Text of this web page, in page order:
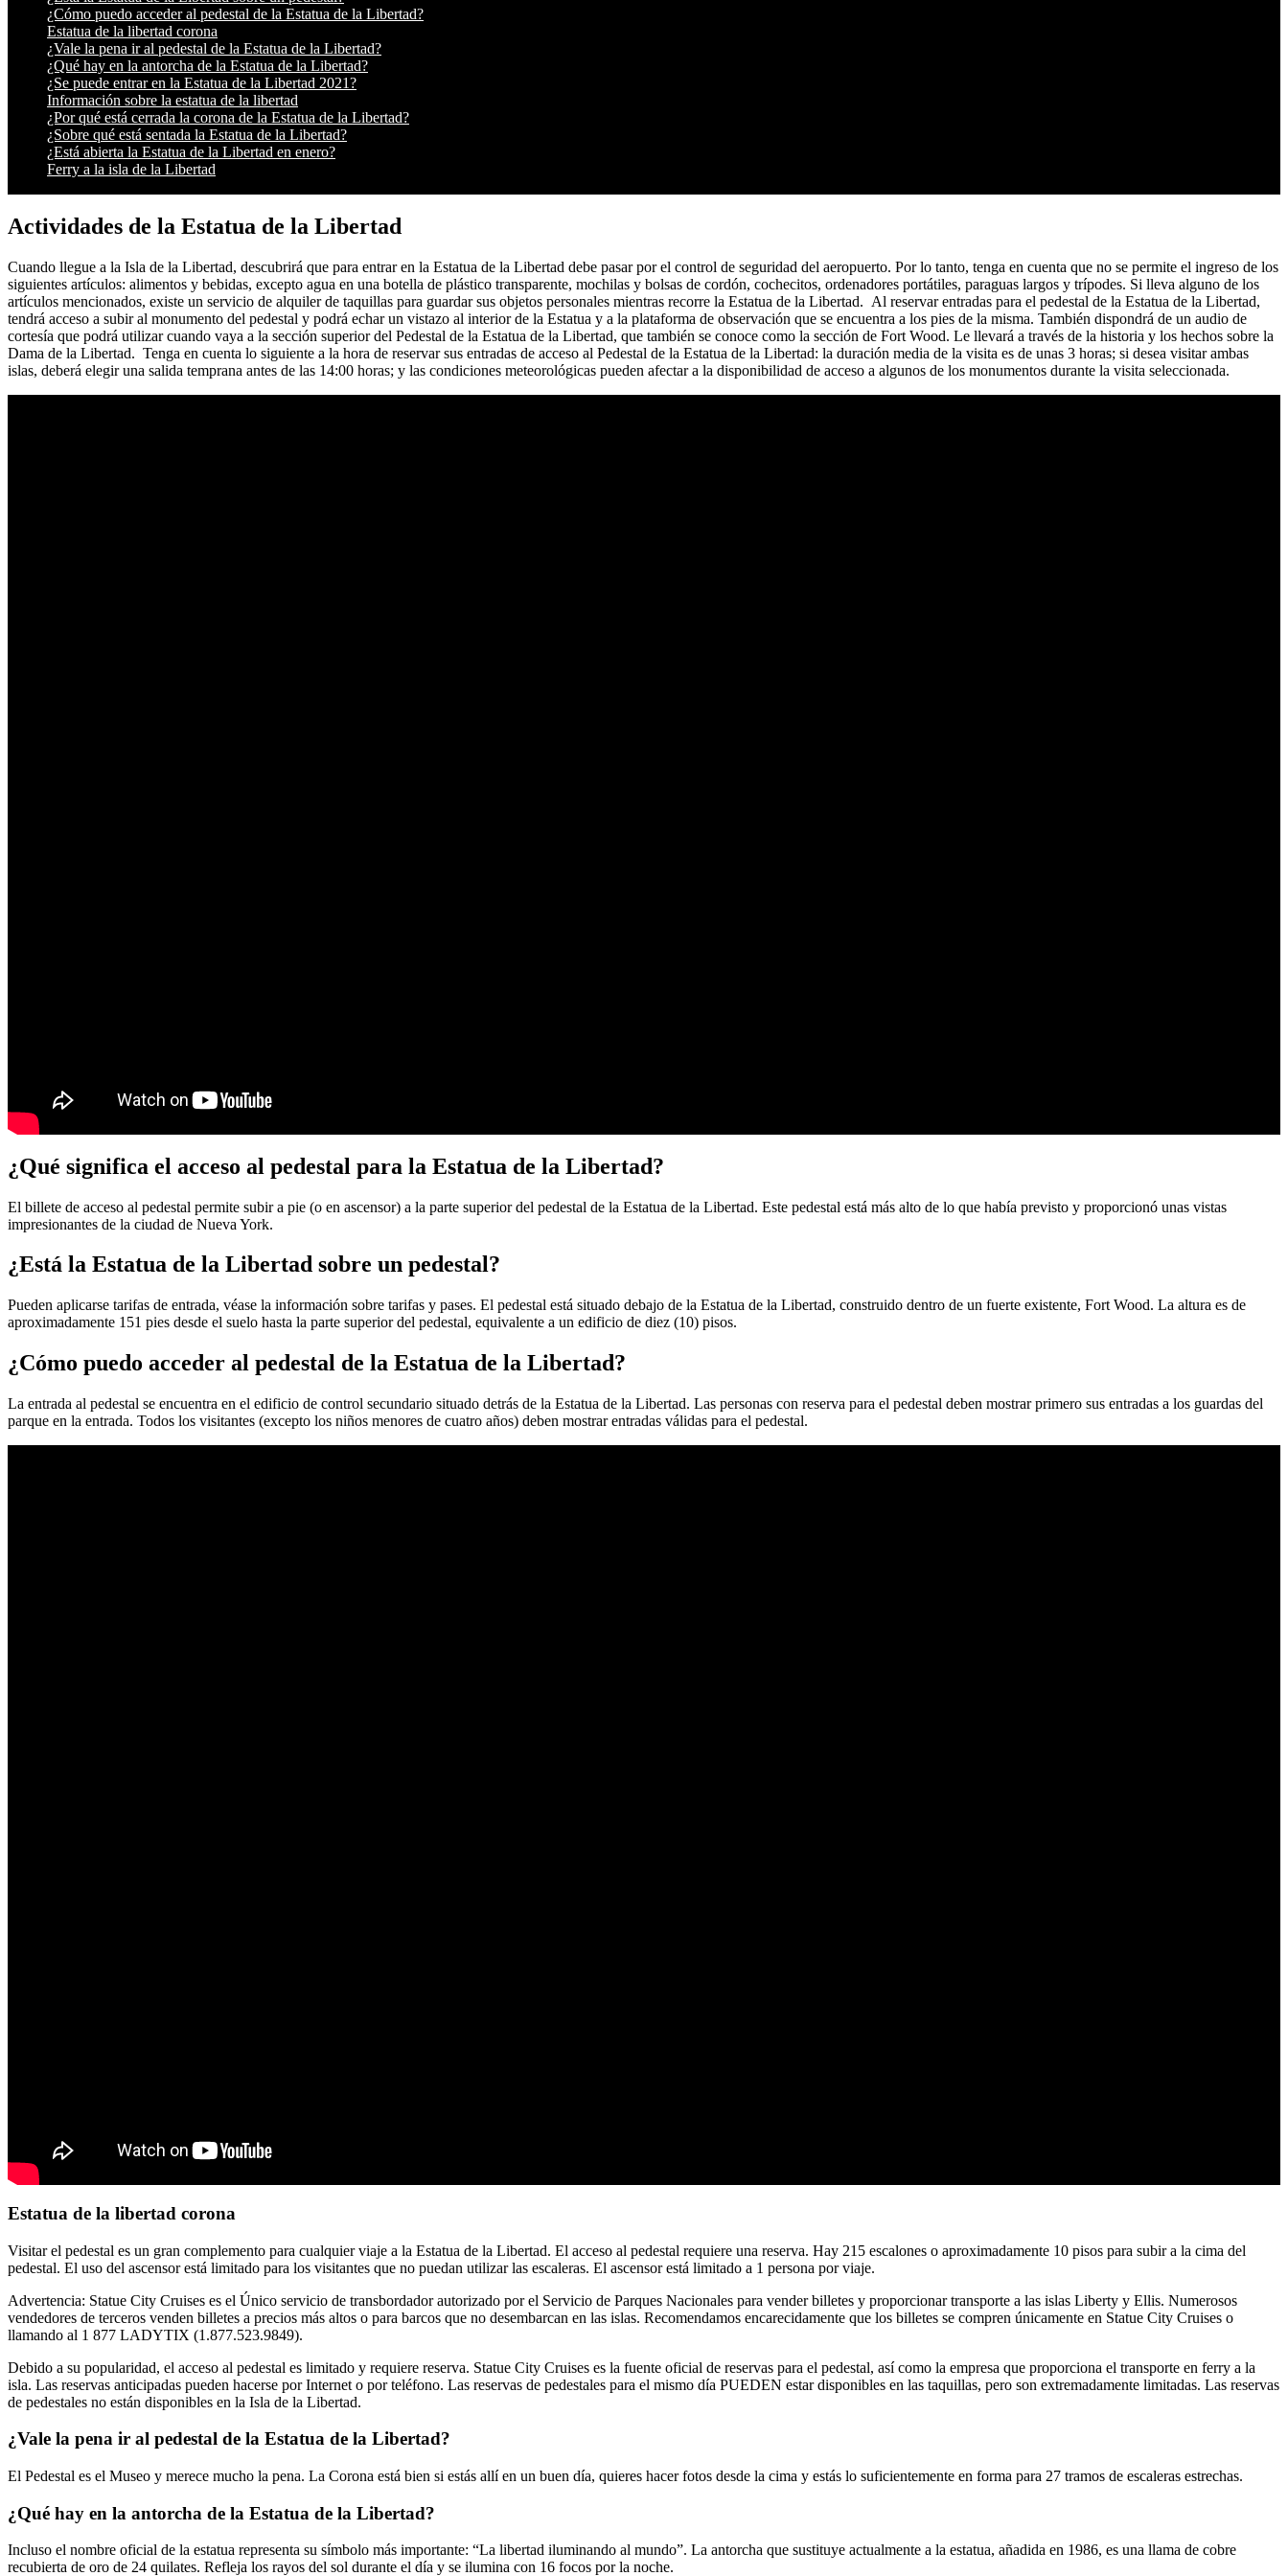
¿Cómo puedo acceder al pedestal de la Estatua de la Libertad?
Estatua de la libertad corona
¿Vale la pena ir al pedestal de la Estatua de la Libertad?
¿Qué hay en la antorcha de la Estatua de la Libertad?
¿Se puede entrar en la Estatua de la Libertad 2021?
Información sobre la estatua de la libertad
¿Por qué está cerrada la corona de la Estatua de la Libertad?
¿Sobre qué está sentada la Estatua de la Libertad?
¿Está abierta la Estatua de la Libertad en enero?
Ferry a la isla de la Libertad
Actividades de la Estatua de la Libertad
Cuando llegue a la Isla de la Libertad, descubrirá que para entrar en la Estatua de la Libertad debe pasar por el control de seguridad del aeropuerto. Por lo tanto, tenga en cuenta que no se permite el ingreso de los
siguientes artículos: alimentos y bebidas, excepto agua en una botella de plástico transparente, mochilas y bolsas de cordón, cochecitos, ordenadores portátiles, paraguas largos y trípodes. Si lleva alguno de los
artículos mencionados, existe un servicio de alquiler de taquillas para guardar sus objetos personales mientras recorre la Estatua de la Libertad. Al reservar entradas para el pedestal de la Estatua de la Libertad,
tendrá acceso a subir al monumento del pedestal y podrá echar un vistazo al interior de la Estatua y a la plataforma de observación que se encuentra a los pies de la misma. También dispondrá de un audio de
cortesía que podrá utilizar cuando vaya a la sección superior del Pedestal de la Estatua de la Libertad, que también se conoce como la sección de Fort Wood. Le llevará a través de la historia y los hechos sobre la
Dama de la Libertad. Tenga en cuenta lo siguiente a la hora de reservar sus entradas de acceso al Pedestal de la Estatua de la Libertad: la duración media de la visita es de unas 3 horas; si desea visitar ambas
islas, deberá elegir una salida temprana antes de las 14:00 horas; y las condiciones meteorológicas pueden afectar a la disponibilidad de acceso a algunos de los monumentos durante la visita seleccionada.
¿Qué significa el acceso al pedestal para la Estatua de la Libertad?
El billete de acceso al pedestal permite subir a pie (o en ascensor) a la parte superior del pedestal de la Estatua de la Libertad. Este pedestal está más alto de lo que había previsto y proporcionó unas vistas
impresionantes de la ciudad de Nueva York.
¿Está la Estatua de la Libertad sobre un pedestal?
Pueden aplicarse tarifas de entrada, véase la información sobre tarifas y pases. El pedestal está situado debajo de la Estatua de la Libertad, construido dentro de un fuerte existente, Fort Wood. La altura es de
aproximadamente 151 pies desde el suelo hasta la parte superior del pedestal, equivalente a un edificio de diez (10) pisos.
¿Cómo puedo acceder al pedestal de la Estatua de la Libertad?
La entrada al pedestal se encuentra en el edificio de control secundario situado detrás de la Estatua de la Libertad. Las personas con reserva para el pedestal deben mostrar primero sus entradas a los guardas del
parque en la entrada. Todos los visitantes (excepto los niños menores de cuatro años) deben mostrar entradas válidas para el pedestal.
Estatua de la libertad corona
Visitar el pedestal es un gran complemento para cualquier viaje a la Estatua de la Libertad. El acceso al pedestal requiere una reserva. Hay 215 escalones o aproximadamente 10 pisos para subir a la cima del
pedestal. El uso del ascensor está limitado para los visitantes que no puedan utilizar las escaleras. El ascensor está limitado a 1 persona por viaje.
Advertencia: Statue City Cruises es el Único servicio de transbordador autorizado por el Servicio de Parques Nacionales para vender billetes y proporcionar transporte a las islas Liberty y Ellis. Numerosos
vendedores de terceros venden billetes a precios más altos o para barcos que no desembarcan en las islas. Recomendamos encarecidamente que los billetes se compren únicamente en Statue City Cruises o
llamando al 1 877 LADYTIX (1.877.523.9849).
Debido a su popularidad, el acceso al pedestal es limitado y requiere reserva. Statue City Cruises es la fuente oficial de reservas para el pedestal, así como la empresa que proporciona el transporte en ferry a la
isla. Las reservas anticipadas pueden hacerse por Internet o por teléfono. Las reservas de pedestales para el mismo día PUEDEN estar disponibles en las taquillas, pero son extremadamente limitadas. Las reservas
de pedestales no están disponibles en la Isla de la Libertad.
¿Vale la pena ir al pedestal de la Estatua de la Libertad?
El Pedestal es el Museo y merece mucho la pena. La Corona está bien si estás allí en un buen día, quieres hacer fotos desde la cima y estás lo suficientemente en forma para 27 tramos de escaleras estrechas.
¿Qué hay en la antorcha de la Estatua de la Libertad?
Incluso el nombre oficial de la estatua representa su símbolo más importante: “La libertad iluminando al mundo”. La antorcha que sustituye actualmente a la estatua, añadida en 1986, es una llama de cobre
recubierta de oro de 24 quilates. Refleja los rayos del sol durante el día y se ilumina con 16 focos por la noche.